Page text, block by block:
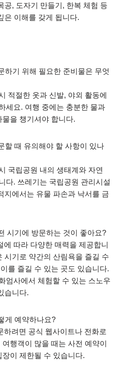
공, 도자기 만들기, 한복 체험 등
은 이해를 갖게 됩니다.
하기 위해 필요한 준비물은 무엇
적절한 옷과 신발, 야외 활동에
세요. 여행 중에는 충분한 물과
을 챙기셔야 합니다.
할 때 유의해야 할 사항이 있나
국립공원 내의 생태계와 자연
다. 쓰레기는 국립공원 관리시설
지에서는 유물 파손과 낙서를 금
시기에 방문하는 것이 좋아요?
따라 다양한 매력을 제공합니
시기로 약간의 산림욕을 즐길 수
를 즐길 수 있는 곳도 있습니다.
엄사에서 체험할 수 있는 스노우
습니다.
게 예약하나요?
려면 공식 웹사이트나 전화로
행객이 많을 때는 사전 예약이
이 제한될 수 있습니다.